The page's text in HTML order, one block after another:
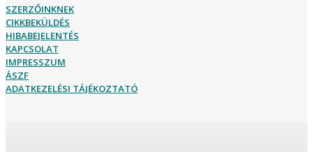
SZERZŐINKNEK
CIKKBEKÜLDÉS
HIBABEJELENTÉS
KAPCSOLAT
IMPRESSZUM
ÁSZF
ADATKEZELÉSI TÁJÉKOZTATÓ